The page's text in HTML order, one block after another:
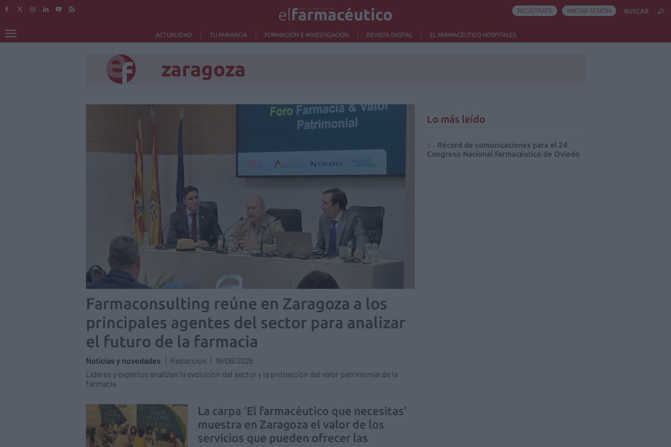
ACTUALIDAD TU FARMACIA FORMACIÓN E INVESTIGACIÓN REVISTA DIGITAL EL FARMACÉUTICO HOSPITALES
REGÍSTRATE INICIAR SESIÓN BUSCAR
zaragoza
Farmaconsulting reúne en Zaragoza a los
principales agentes del sector para analizar
el futuro de la farmacia
Noticias y novedades Redacción
16/06/2026
Líderes y expertos analizan la evolución del sector y la protección del valor patrimonial de la
farmacia
La carpa ‘El farmacéutico que necesitas’
muestra en Zaragoza el valor de los
servicios que pueden ofrecer las
Lo más leído
Récord de comunicaciones para el 24
Congreso Nacional Farmacéutico de Oviedo